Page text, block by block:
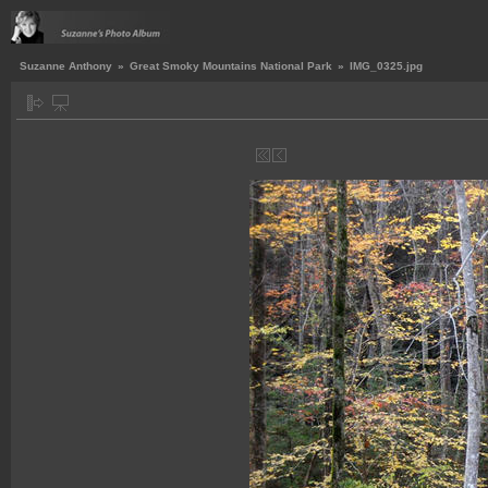
Suzanne Anthony » Great Smoky Mountains National Park » IMG_0325.jpg